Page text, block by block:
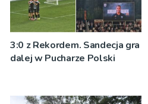
3:0 z Rekordem. Sandecja gra
dalej w Pucharze Polski